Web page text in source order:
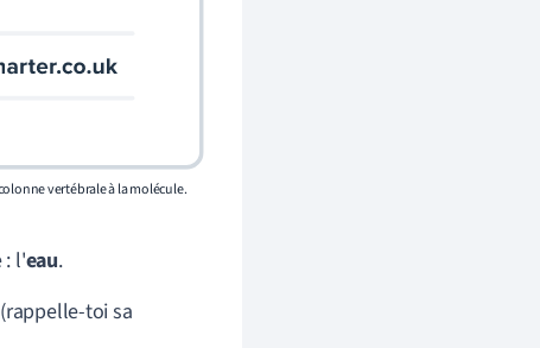
vertébrale à la molécule.
: l'eau.
toi sa